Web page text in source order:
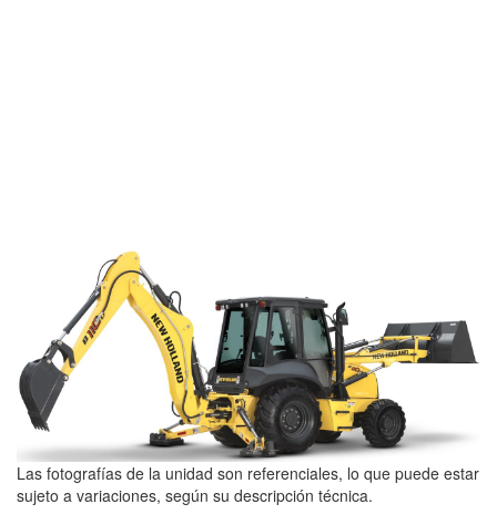
Las fotografías de la unidad son referenciales, lo que puede estar
sujeto a variaciones, según su descripción técnica.